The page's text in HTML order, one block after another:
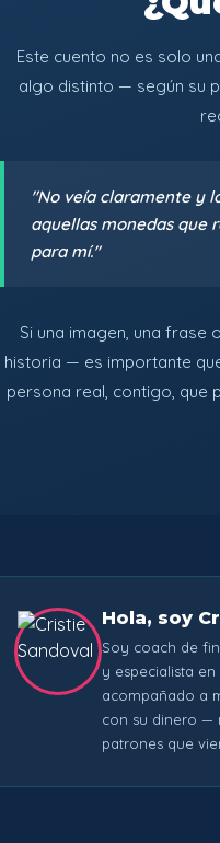
Este cuento no es solo
algo distinto — según su
"No veía claramente y
aquellas monedas que
para mí."
Si una imagen, una
historia — es importante
persona real, contigo, que
Hola, soy
Soy coach de
y especialista
acompañado a
con su dinero —
patrones que